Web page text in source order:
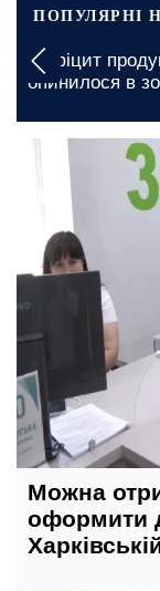
ПОПУЛЯРНІ
Вимкнення
графіки
серпня
сьогодні, 17:30
Можна
оформити